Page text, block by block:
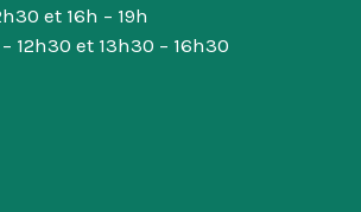
et 16h – 19h
12h30 et 13h30 – 16h30